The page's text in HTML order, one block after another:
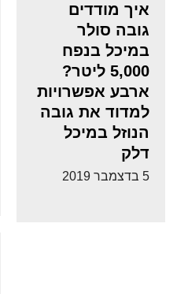
איך מודדים
גובה סולר
במיכל בנפח
5,000 ליטר?
ארבע אפשרויות
למדוד את גובה
הנוזל במיכל
דלק
5 בדצמבר 2019